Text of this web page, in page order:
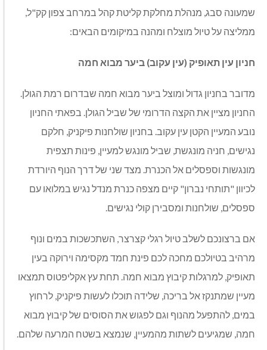
שמעונה סבג, מנהלת מחלקת קליטת קהל במרחב צפון קק"ל,
ממליצה על טיול מוצלח ומהנה במיקומים הבאים:
חניון עין תאופיק (עין עקוב) ביער מבוא חמה
מדובר בחניון גדול ומוצל ביער מבוא חמה שבדרום רמת הגולן.
החניון מציין את הקצה הדרומי של שביל הגולן. בפאתי החניון
נובע המעיין הקטן עין עקוב. בחניון שולחנות פיקניק, חלקם
נגישים, חניה מונגשת, שביל מונגש למעיין, פינות תצפית
מונגשות וספסלים אל הכנרת. מצד שני של דרך הנוף היורדת
לכיוון "תותחי נברון" קיים מצפה כנרת מנדל נגיש במלואו עם
ספסלים, שולחנות ומסבירן קולי נגישים.
אם ברצונכם לשלב טיול רגלי קצרצר, השתכשכות במים ונוף
מרהיב בטיולכם מחכה לכם פינת חמד מקסימה וירוקה בעין
תאופיק, למרגלות קיבוץ מבוא חמה. תחת עץ אקליפטוס תמצאו
מעיין שמתנקז אל בריכה, שלידה תוכלו לעשות פיקניק, לרחוץ
במים, להתפעל מהנוף וגם לפגוש את הסוסים של קיבוץ מבוא
חמה, שמגיעים לשתות מהמעיין, שנמצא בשטח המרעה שלהם.